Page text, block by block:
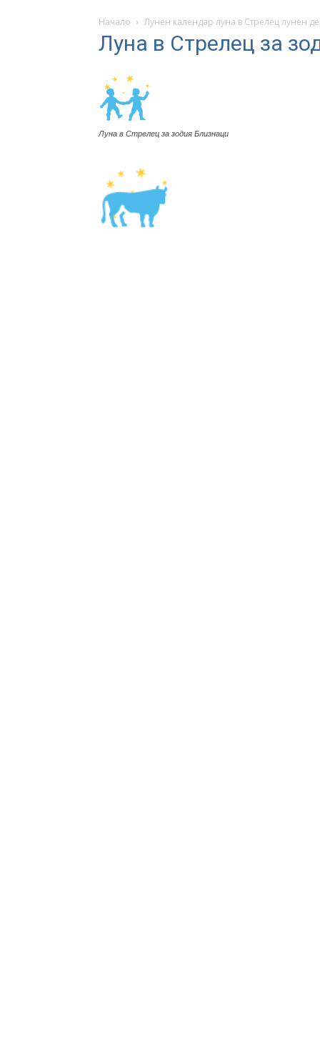
Начало Лунен календар луна в Стрелец лунен
Луна в Стрелец за
Луна в Стрелец за зодия Близнаци